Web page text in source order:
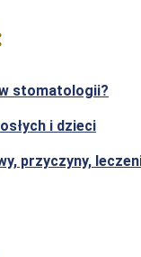
stomatologii?
i dzieci
przyczyny,